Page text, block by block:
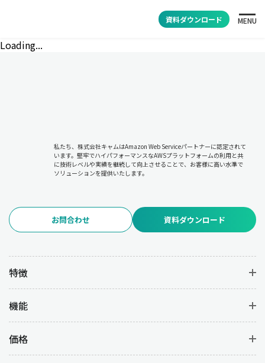
資料ダウンロード MENU
Loading...
私たち、株式会社キャムはAmazon Web Serviceパートナーに認定されて
います。堅牢でハイパフォーマンスなAWSプラットフォームの利用と共
に技術レベルや実績を継続して向上させることで、お客様に高い水準で
ソリューションを提供いたします。
お問合わせ 資料ダウンロード
特徴
機能
価格